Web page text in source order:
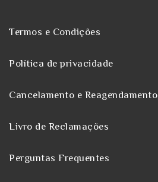
Termos e Condições
Política de privacidade
Cancelamento e Reagendamento
Livro de Reclamações
Perguntas Frequentes